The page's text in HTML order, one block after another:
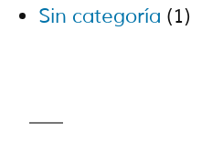
Sin categoría (1)